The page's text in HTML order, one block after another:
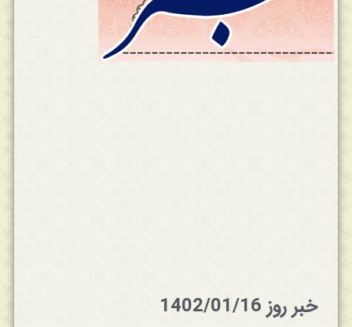
خبر روز 1402/01/16